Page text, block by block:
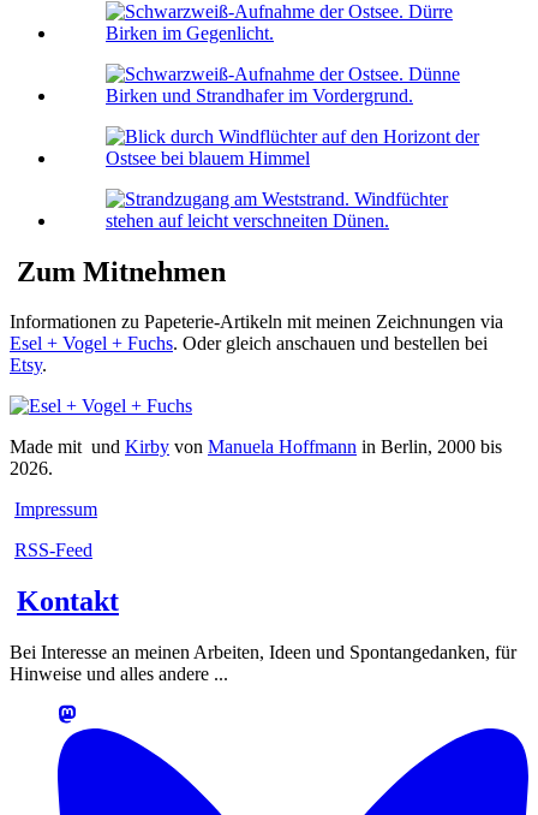
Zum Mitnehmen
Informationen zu Papeterie-Artikeln mit meinen Zeichnungen via
Esel + Vogel + Fuchs. Oder gleich anschauen und bestellen bei
Etsy.
Made mit und Kirby von Manuela Hoffmann in Berlin, 2000 bis
2026.
Impressum
RSS-Feed
Kontakt
Bei Interesse an meinen Arbeiten, Ideen und Spontangedanken, für
Hinweise und alles andere ...